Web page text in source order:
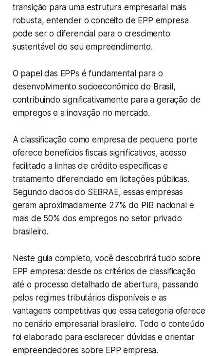
transição para uma estrutura empresarial mais
robusta, entender o conceito de EPP empresa
pode ser o diferencial para o crescimento
sustentável do seu empreendimento.
O papel das EPPs é fundamental para o
desenvolvimento socioeconômico do Brasil,
contribuindo significativamente para a geração de
empregos e a inovação no mercado.
A classificação como empresa de pequeno porte
oferece benefícios fiscais significativos, acesso
facilitado a linhas de crédito específicas e
tratamento diferenciado em licitações públicas.
Segundo dados do SEBRAE, essas empresas
geram aproximadamente 27% do PIB nacional e
mais de 50% dos empregos no setor privado
brasileiro.
Neste guia completo, você descobrirá tudo sobre
EPP empresa: desde os critérios de classificação
até o processo detalhado de abertura, passando
pelos regimes tributários disponíveis e as
vantagens competitivas que essa categoria oferece
no cenário empresarial brasileiro. Todo o conteúdo
foi elaborado para esclarecer dúvidas e orientar
empreendedores sobre EPP empresa.